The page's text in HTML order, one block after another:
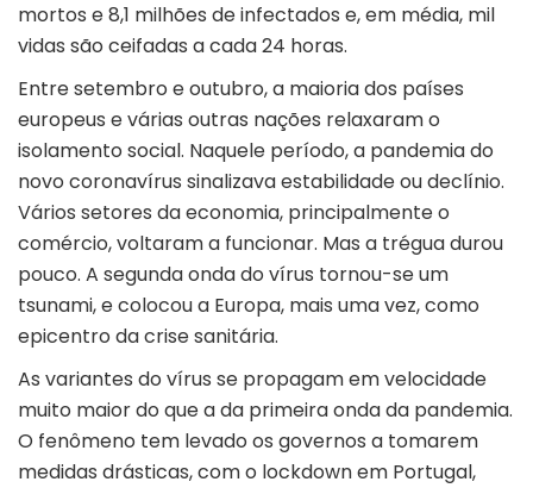
mortos e 8,1 milhões de infectados e, em média, mil
vidas são ceifadas a cada 24 horas.
Entre setembro e outubro, a maioria dos países
europeus e várias outras nações relaxaram o
isolamento social. Naquele período, a pandemia do
novo coronavírus sinalizava estabilidade ou declínio.
Vários setores da economia, principalmente o
comércio, voltaram a funcionar. Mas a trégua durou
pouco. A segunda onda do vírus tornou-se um
tsunami, e colocou a Europa, mais uma vez, como
epicentro da crise sanitária.
As variantes do vírus se propagam em velocidade
muito maior do que a da primeira onda da pandemia.
O fenômeno tem levado os governos a tomarem
medidas drásticas, com o lockdown em Portugal,